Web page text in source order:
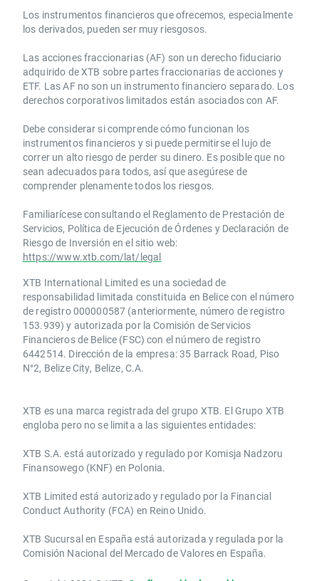
Los instrumentos financieros que ofrecemos, especialmente
los derivados, pueden ser muy riesgosos.
Las acciones fraccionarias (AF) son un derecho fiduciario
adquirido de XTB sobre partes fraccionarias de acciones y
ETF. Las AF no son un instrumento financiero separado. Los
derechos corporativos limitados están asociados con AF.
Debe considerar si comprende cómo funcionan los
instrumentos financieros y si puede permitirse el lujo de
correr un alto riesgo de perder su dinero. Es posible que no
sean adecuados para todos, así que asegúrese de
comprender plenamente todos los riesgos.
Familiarícese consultando el Reglamento de Prestación de
Servicios, Política de Ejecución de Órdenes y Declaración de
Riesgo de Inversión en el sitio web:
https://www.xtb.com/lat/legal
XTB International Limited es una sociedad de
responsabilidad limitada constituida en Belice con el número
de registro 000000587 (anteriormente, número de registro
153.939) y autorizada por la Comisión de Servicios
Financieros de Belice (FSC) con el número de registro
6442514. Dirección de la empresa: 35 Barrack Road, Piso
N°2, Belize City, Belize, C.A.
​​XTB es una marca registrada del grupo XTB. El Grupo XTB
engloba pero no se limita a las siguientes entidades:
XTB S.A.​ está autorizado y regulado por Komisja Nadzoru
Finansowego (KNF) ​en Polonia.
XTB Limited ​está autorizado y regulado por la ​Financial
Conduct Authority ​(FCA) en ​​Reino Unido.
XTB Sucursal en España está autorizada y regulada por la
Comisión Nacional del Mercado de Valores en España.